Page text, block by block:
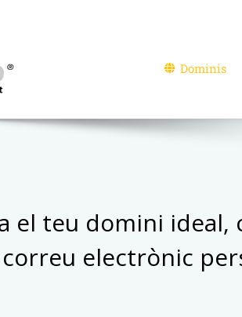
Dominis
el teu domini ideal,
electrònic